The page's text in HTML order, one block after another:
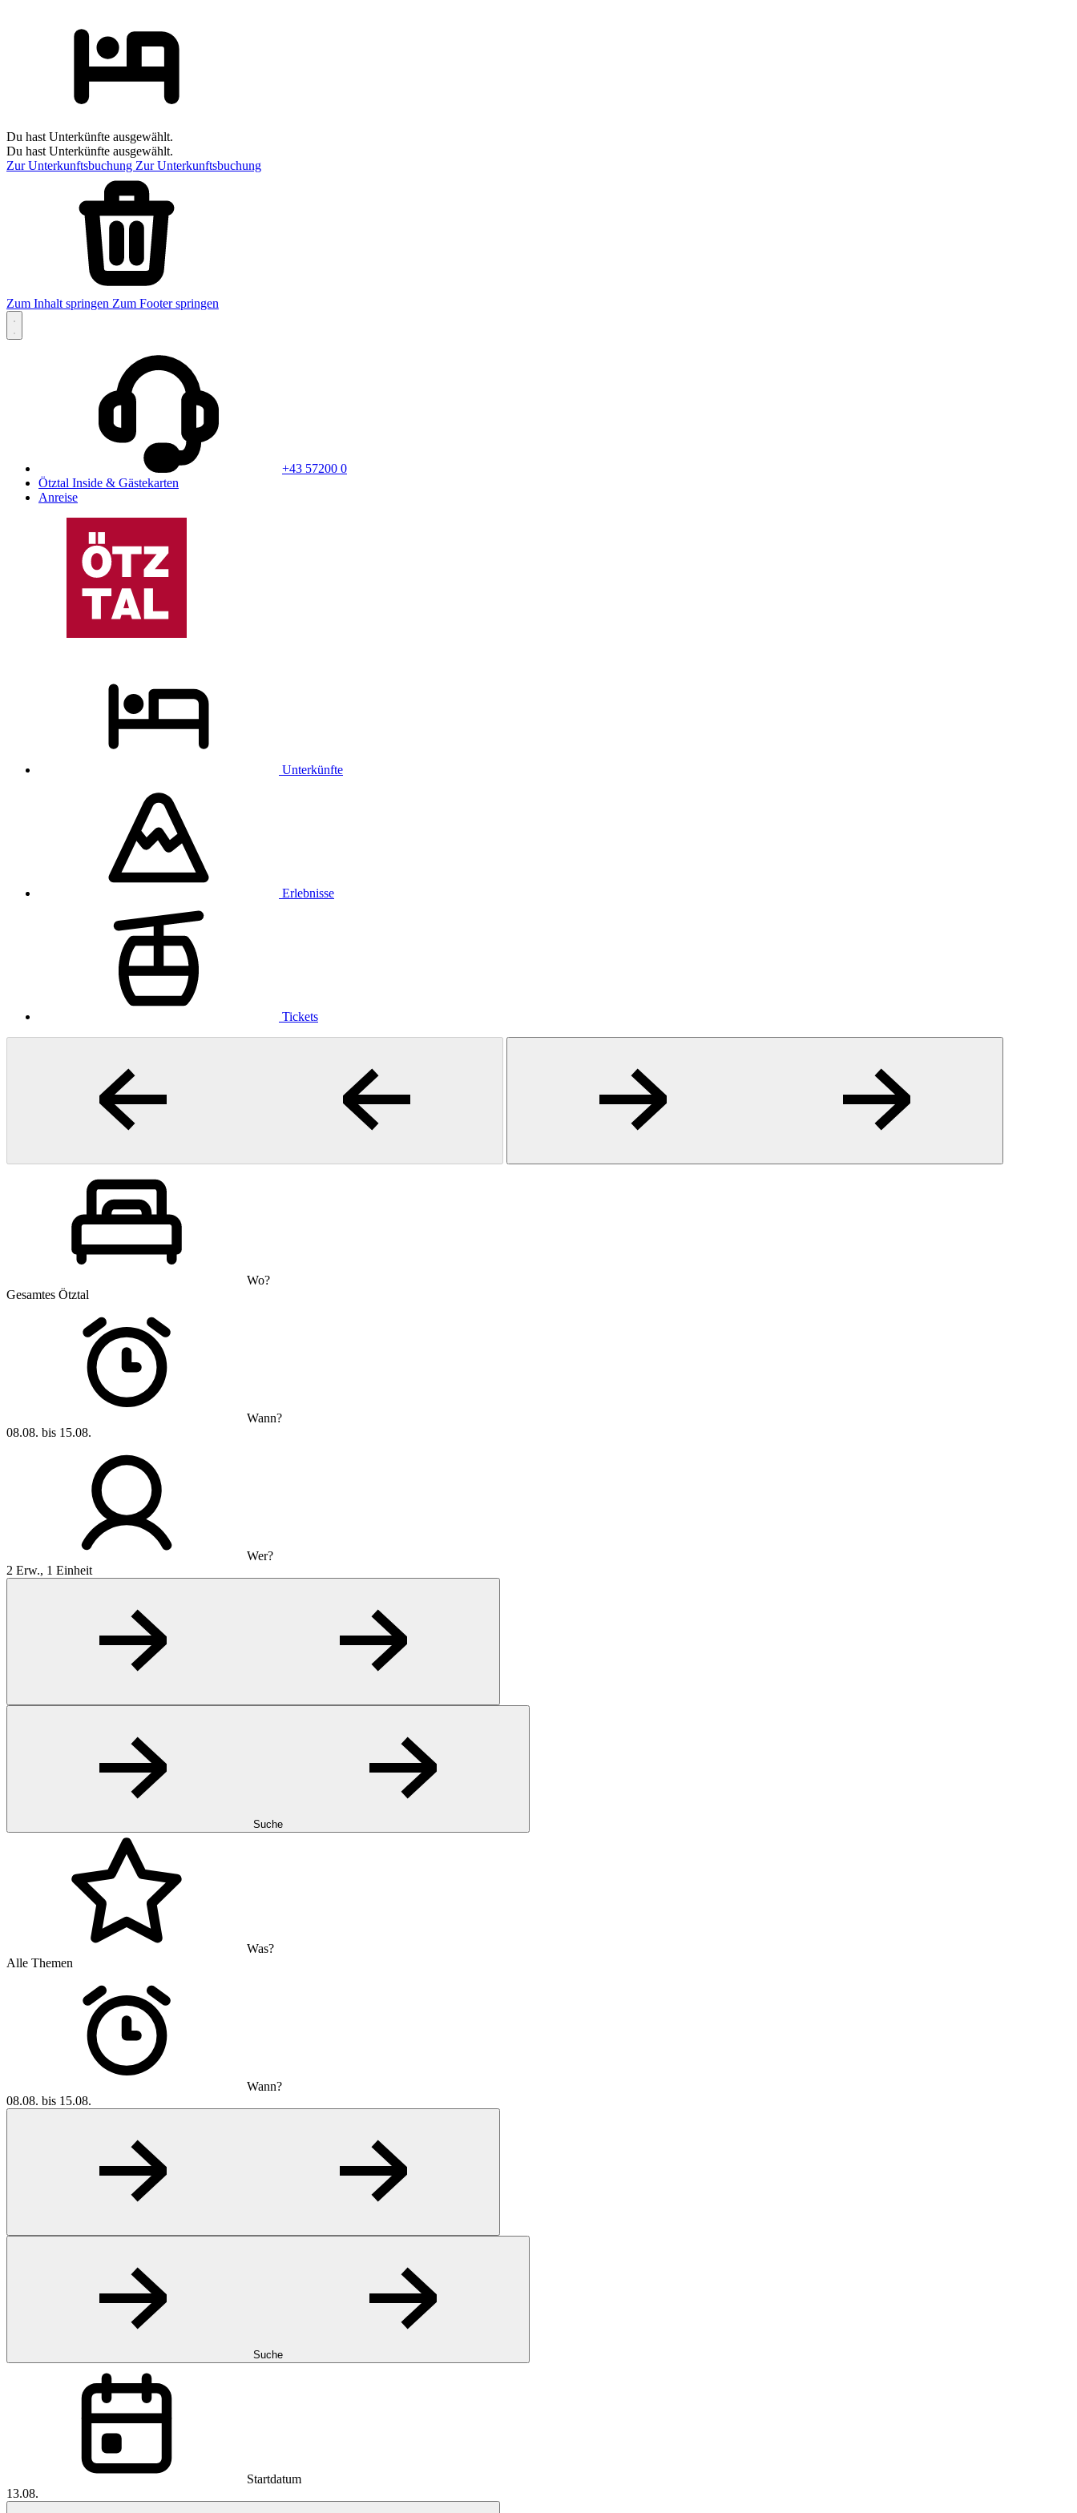
Du hast Unterkünfte ausgewählt.
Du hast Unterkünfte ausgewählt.
Zur Unterkunftsbuchung Zur Unterkunftsbuchung
Zum Inhalt springen Zum Footer springen
+43 57200 0
Ötztal Inside & Gästekarten
Anreise
Unterkünfte
Erlebnisse
Tickets
Wo?
Gesamtes Ötztal
Wann?
08.08. bis 15.08.
Wer?
2 Erw., 1 Einheit
Suche
Was?
Alle Themen
Wann?
08.08. bis 15.08.
Suche
Startdatum
13.08.